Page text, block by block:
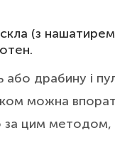
(з нашатирем
драбину і
можна
за цим